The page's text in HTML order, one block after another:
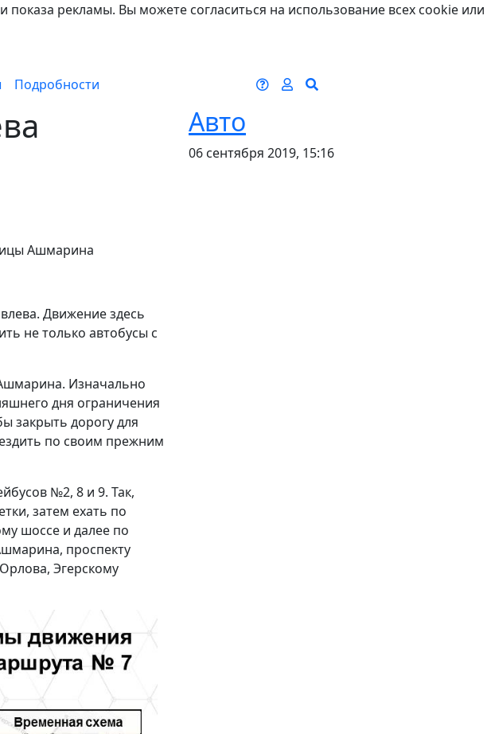
рекламы. Вы можете согласиться на использование всех cookie или
Подробности
Авто
06 сентября 2019, 15:16
Ашмарина
Движение здесь
не только автобусы с
Изначально
дня ограничения
закрыть дорогу для
по своим прежним
№2, 8 и 9. Так,
затем ехать по
шоссе и далее по
проспекту
Эгерскому